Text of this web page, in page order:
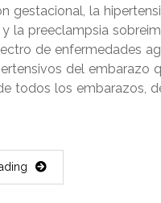
gestacional, la
la preeclampsia
de enfermedades
del embarazo
todos los embarazos,